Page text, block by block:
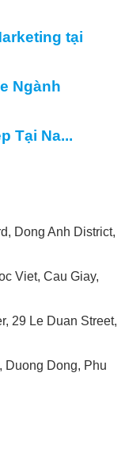
tại
Ngành
Tại Na...
Dong Anh District,
Viet, Cau Giay,
29 Le Duan Street,
Duong Dong, Phu